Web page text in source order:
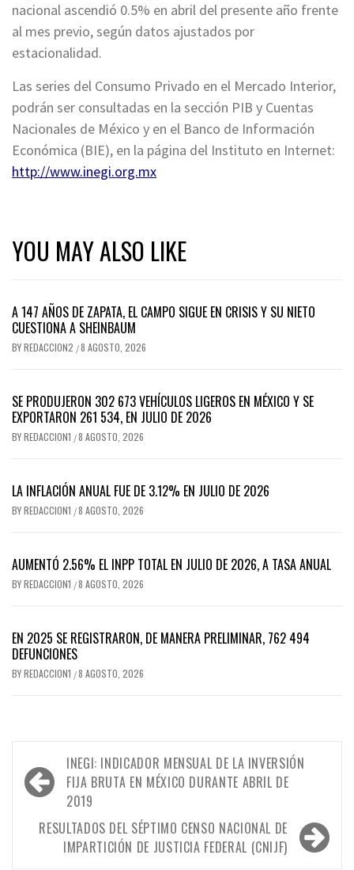
nacional ascendió 0.5% en abril del presente año frente
al mes previo, según datos ajustados por
estacionalidad.
Las series del Consumo Privado en el Mercado Interior,
podrán ser consultadas en la sección PIB y Cuentas
Nacionales de México y en el Banco de Información
Económica (BIE), en la página del Instituto en Internet:
http://www.inegi.org.mx
YOU MAY ALSO LIKE
A 147 AÑOS DE ZAPATA, EL CAMPO SIGUE EN CRISIS Y SU NIETO
CUESTIONA A SHEINBAUM
BYREDACCION2 /8 AGOSTO, 2026
SE PRODUJERON 302 673 VEHÍCULOS LIGEROS EN MÉXICO Y SE
EXPORTARON 261 534, EN JULIO DE 2026
BYREDACCION1 /8 AGOSTO, 2026
LA INFLACIÓN ANUAL FUE DE 3.12% EN JULIO DE 2026
BYREDACCION1 /8 AGOSTO, 2026
AUMENTÓ 2.56% EL INPP TOTAL EN JULIO DE 2026, A TASA ANUAL
BYREDACCION1 /8 AGOSTO, 2026
EN 2025 SE REGISTRARON, DE MANERA PRELIMINAR, 762 494
DEFUNCIONES
BYREDACCION1 /8 AGOSTO, 2026
Navegación
de
entradas
INEGI: INDICADOR MENSUAL DE LA INVERSIÓN
FIJA BRUTA EN MÉXICO DURANTE ABRIL DE
2019
RESULTADOS DEL SÉPTIMO CENSO NACIONAL DE
IMPARTICIÓN DE JUSTICIA FEDERAL (CNIJF)